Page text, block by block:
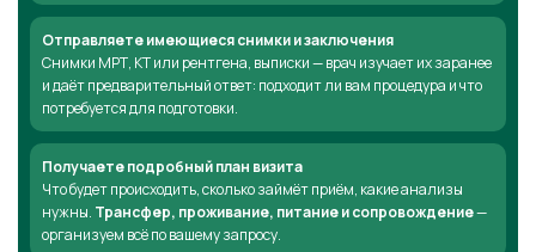
Отправляете имеющиеся снимки и заключения
Снимки МРТ, КТ или рентгена, выписки — врач изучает их заранее
и даёт предварительный ответ: подходит ли вам процедура и что
потребуется для подготовки.
Получаете подробный план визита
Что будет происходить, сколько займёт приём, какие анализы
нужны. Трансфер, проживание, питание и сопровождение—
организуем всё по вашему запросу.